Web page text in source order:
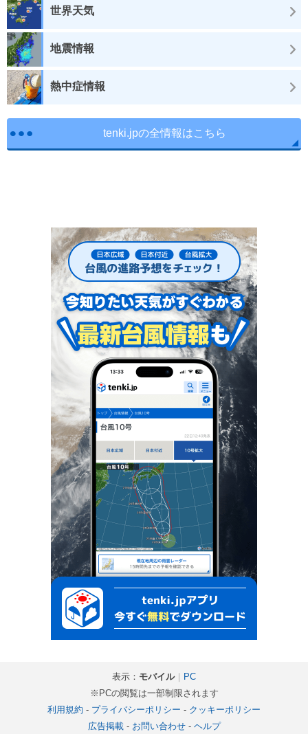
世界天気
地震情報
熱中症情報
tenki.jpの全情報はこちら
表示： モバイル｜ PC
※PCの閲覧は一部制限されます
利用規約 - プライバシーポリシー - クッキーポリシー
広告掲載- お問い合わせ- ヘルプ